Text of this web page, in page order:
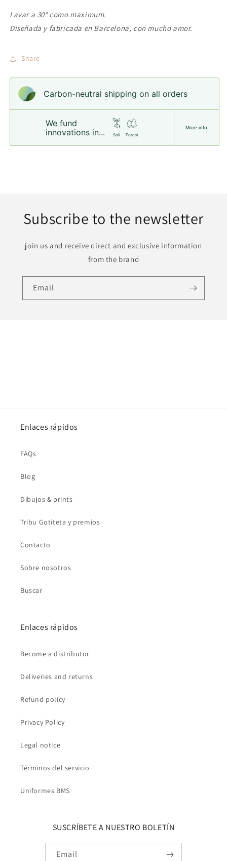
Lavar a 30° como maximum.
Diseñada y fabricada en Barcelona, con mucho amor.
Share
Carbon-neutral shipping on all orders
We fund
innovations in...
Soil Forest
More info
Subscribe to the newsletter
join us and receive direct and exclusive information
from the brand
Email
Enlaces rápidos
FAQs
Blog
Dibujos & prints
Tribu Gotiteta y premios
Contacto
Sobre nosotros
Buscar
Enlaces rápidos
Become a distributor
Deliveries and returns
Refund policy
Privacy Policy
Legal notice
Términos del servicio
Uniformes BMS
SUSCRÍBETE A NUESTRO BOLETÍN
Email